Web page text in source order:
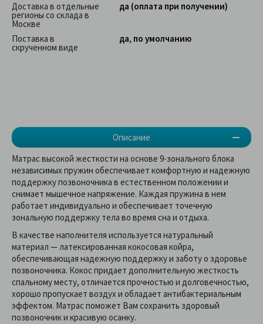
Описание
Доставка в отдельные
регионы со склада в
Москве
да (оплата при получении)
Поставка в
скрученном виде
да, по умолчанию
Матрас высокой жесткости на основе 9-зонального блока
независимых пружин обеспечивает комфортную и надежную
поддержку позвоночника в естественном положении и
снимает мышечное напряжение. Каждая пружина в нем
работает индивидуально и обеспечивает точечную
зональную поддержку тела во время сна и отдыха.
В качестве наполнителя используется натуральный
материал — латексированная кокосовая койра,
обеспечивающая надежную поддержку и заботу о здоровье
позвоночника. Кокос придает дополнительную жесткость
спальному месту, отличается прочностью и долговечностью,
хорошо пропускает воздух и обладает антибактериальным
эффектом. Матрас поможет Вам сохранить здоровый
позвоночник и красивую осанку.